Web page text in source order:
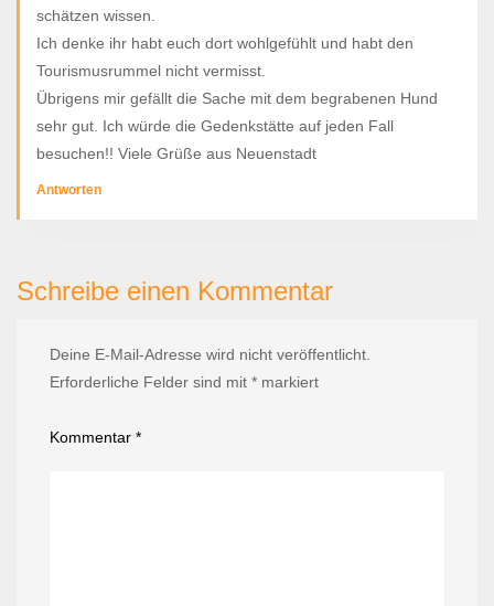
schätzen wissen.
Ich denke ihr habt euch dort wohlgefühlt und habt den
Tourismusrummel nicht vermisst.
Übrigens mir gefällt die Sache mit dem begrabenen Hund
sehr gut. Ich würde die Gedenkstätte auf jeden Fall
besuchen!! Viele Grüße aus Neuenstadt
Antworten
Schreibe einen Kommentar
Deine E-Mail-Adresse wird nicht veröffentlicht.
Erforderliche Felder sind mit * markiert
Kommentar *